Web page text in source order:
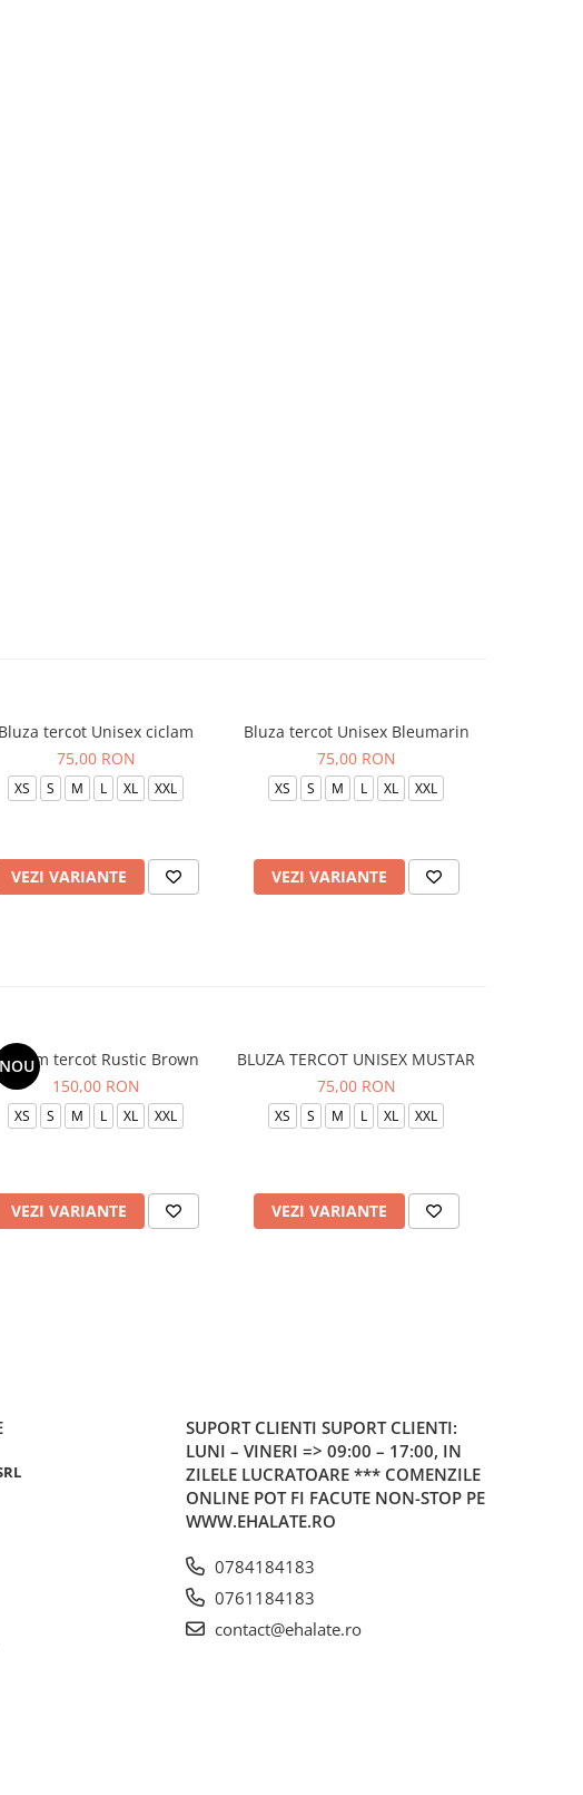
Bluza tercot Unisex ciclam
75,00 RON
XS S M L XL XXL
VEZI VARIANTE
Bluza tercot Unisex Bleumarin
75,00 RON
XS S M L XL XXL
VEZI VARIANTE
NOU
tercot Rustic Brown
150,00 RON
XS S M L XL XXL
VEZI VARIANTE
BLUZA TERCOT UNISEX MUSTAR
75,00 RON
XS S M L XL XXL
VEZI VARIANTE
SUPORT CLIENTI SUPORT CLIENTI:
LUNI – VINERI => 09:00 – 17:00, IN
ZILELE LUCRATOARE *** COMENZILE
ONLINE POT FI FACUTE NON-STOP PE
WWW.EHALATE.RO
0784184183
0761184183
contact@ehalate.ro